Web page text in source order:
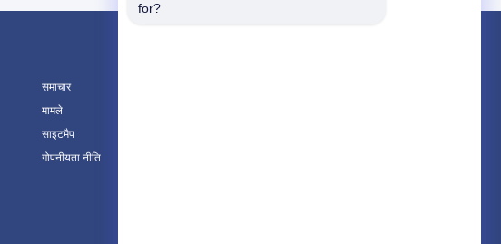
समाचार
मामले
साइटमैप
गोपनीयता नीति
for?